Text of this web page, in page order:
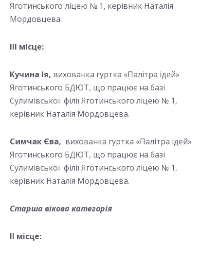
Яготинського ліцею № 1, керівник Наталія
Мордовцева.
ІІІ місце:
Кучина Ія, вихованка гуртка «Палітра ідей»
Яготинського БДЮТ, що працює на базі
Сулимівської філії Яготинського ліцею № 1,
керівник Наталія Мордовцева.
Симчак Єва, вихованка гуртка «Палітра ідей»
Яготинського БДЮТ, що працює на базі
Сулимівської філії Яготинського ліцею № 1,
керівник Наталія Мордовцева.
Старша вікова категорія
ІІ місце: